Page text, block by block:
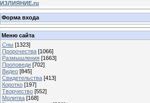
ИЗЛИЯНИЕ.ru
Форма входа
Меню сайта
Сны [1323]
Пророчества [1066]
Размышления [1663]
Проповеди [702]
Видео [845]
Свидетельства [413]
Коротко [197]
Творчество [552]
Молитва [168]